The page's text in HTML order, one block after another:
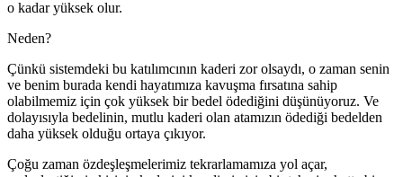
o kadar yüksek olur.
Neden?
Çünkü sistemdeki bu katılımcının kaderi zor olsaydı, o zaman senin
ve benim burada kendi hayatımıza kavuşma fırsatına sahip
olabilmemiz için çok yüksek bir bedel ödediğini düşünüyoruz. Ve
dolayısıyla bedelinin, mutlu kaderi olan atamızın ödediği bedelden
daha yüksek olduğu ortaya çıkıyor.
Çoğu zaman özdeşleşmelerimiz tekrarlamamıza yol açar,